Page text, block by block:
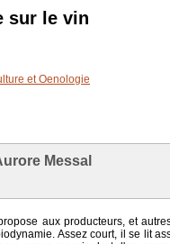
sur le vin
et Oenologie
Messal
aux producteurs, et
Assez court, il se lit